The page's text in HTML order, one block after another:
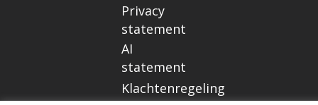
Privacy
statement
AI
statement
Klachtenregeling